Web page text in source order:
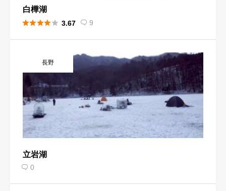
白樺湖
 3.67  9
長野
立岩湖
 0